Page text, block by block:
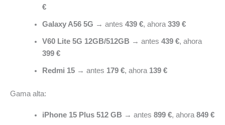
€
Galaxy A56 5G → antes 439 €, ahora339 €
V60 Lite 5G 12GB/512GB → antes 439 €, ahora
399 €
Redmi 15→ antes 179 €, ahora 139 €
Gama alta:
iPhone 15 Plus 512 GB → antes 899 €, ahora 849 €